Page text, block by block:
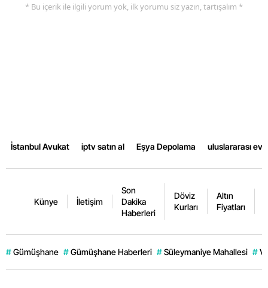
* Bu içerik ile ilgili yorum yok, ilk yorumu siz yazın, tartışalım *
İstanbul Avukat iptv satın al Eşya Depolama uluslararası
Künye İletişim
Son
Dakika
Haberleri
Döviz
Kurları
Altın
Fiyatları
# Gümüşhane # Gümüşhane Haberleri # Süleymaniye Mahallesi #